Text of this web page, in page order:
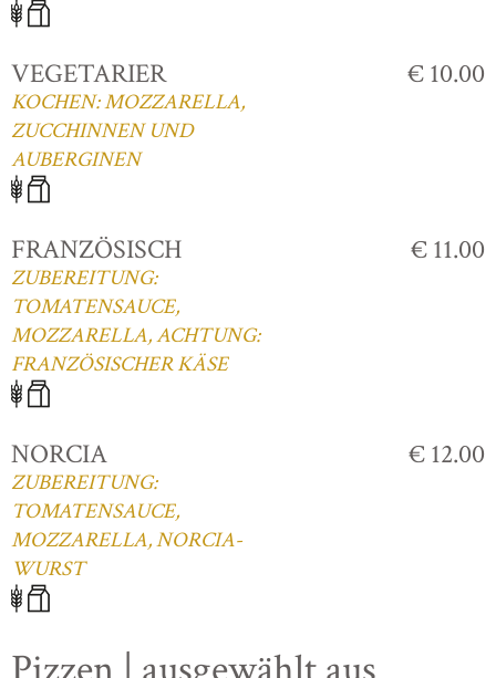
VEGETARIER
KOCHEN: MOZZARELLA,
ZUCCHINNEN UND
AUBERGINEN
€ 10.00
FRANZÖSISCH
ZUBEREITUNG:
TOMATENSAUCE,
MOZZARELLA, ACHTUNG:
FRANZÖSISCHER KÄSE
€ 11.00
NORCIA
ZUBEREITUNG:
TOMATENSAUCE,
MOZZARELLA, NORCIA-
WURST
€ 12.00